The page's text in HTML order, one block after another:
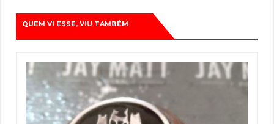
QUEM VI ESSE, VIU TAMBÉM